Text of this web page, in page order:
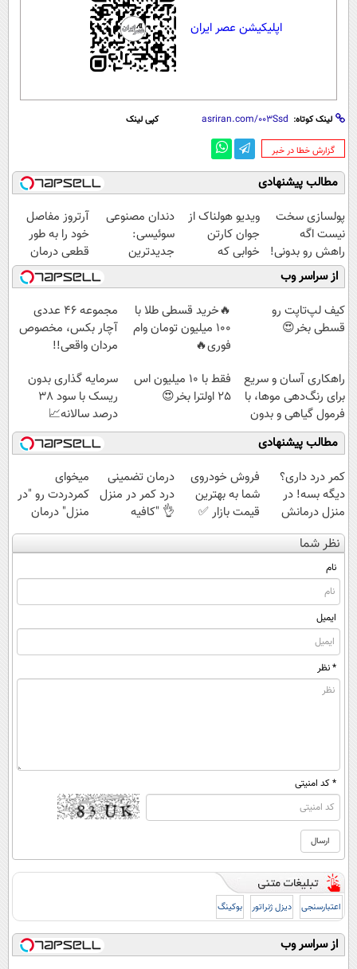
اپلیکیشن عصر ایران
لینک کوتاه: کپی لینک
‌گزارش خطا در خبر
مطالب پیشنهادی
پولسازی سخت
نیست اگه
راهش رو بدونی!
" دوره رایگان "
ویدیو هولناک از
جوان کارتن
خوابی که
میلیاردر شد.
آموزش رایگان
دندان مصنوعی
سوئیسی:
جدیدترین
فناوری اروپا،
سبک و مقاوم |
پرداخت قسطی
آرتروز مفاصل
خود را به طور
قطعی درمان
کنید!
◗پرسش‌نامه◖
از سراسر وب
کیف لپ‌تاپت رو
قسطی بخر😍
🔥خرید قسطی طلا با
100 میلیون تومان وام
فوری🔥
مجموعه ۴۶ عددی
آچار بکس، مخصوص
مردان واقعی!!
فوق‌العاده)
راهکاری آسان و سریع
برای رنگ‌دهی موها، با
فرمول گیاهی و بدون
آمونیاک
فقط با 10 میلیون اس
25 اولترا بخر😍
سرمایه گذاری بدون
ریسک با سود 38
درصد سالانه📈
مطالب پیشنهادی
کمر درد داری؟
دیگه بسه! در
منزل درمانش
کن
(◀پرسش‌نامه)
فروش خودروی
شما به بهترین
قیمت بازار ✅
درمان تضمینی
درد کمر در منزل
👌 "کافیه
پرسش‌نامه رو پر
کنی"
میخوای
کمردردت رو "در
منزل" درمان
کنی؟ (◂فیلم +
◂پرسش‌نامه)
نظر شما
نام
ایمیل
* نظر
* کد امنیتی
اعتبارسنجی دیزل ژنراتور بوکینگ
از سراسر وب